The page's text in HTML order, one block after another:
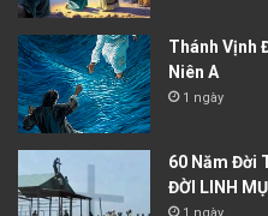
Thánh Vịnh
Niên A
1 ngày
60 Năm Đời
ĐỜI LINH